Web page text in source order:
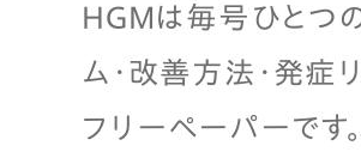
HGMは毎号ひとつ
ム・改善方法・発症
フリーペーパーです。